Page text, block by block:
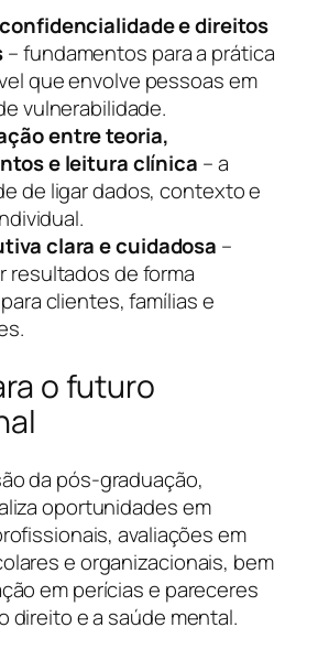
e direitos
– fundamentos para a prática
que envolve pessoas em
vulnerabilidade.
entre teoria,
e leitura clínica – a
de ligar dados, contexto e
clara e cuidadosa –
resultados de forma
clientes, famílias e
o futuro
da pós-graduação,
oportunidades em
avaliações em
e organizacionais, bem
em perícias e pareceres
direito e a saúde mental.